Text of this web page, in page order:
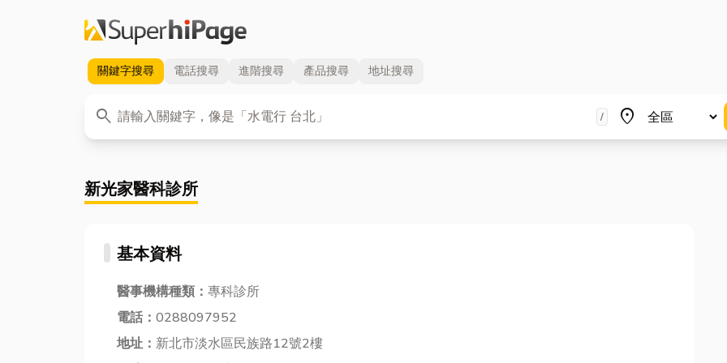
關鍵字搜尋 電話搜尋 進階搜尋 產品搜尋 地址搜尋
search
關鍵字 / place
地區
新光家醫科診所
基本資料
醫事機構種類： 專科診所
電話： 0288097952
地址： 新北市淡水區民族路12號2樓